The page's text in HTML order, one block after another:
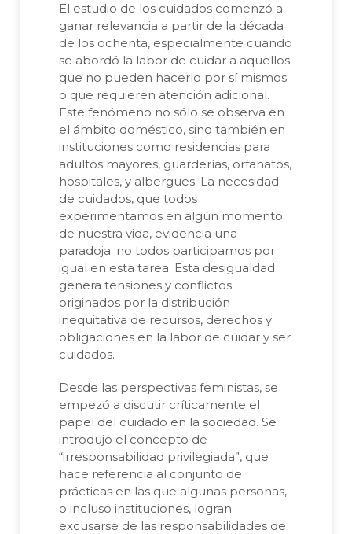
El estudio de los cuidados comenzó a
ganar relevancia a partir de la década
de los ochenta, especialmente cuando
se abordó la labor de cuidar a aquellos
que no pueden hacerlo por sí mismos
o que requieren atención adicional.
Este fenómeno no sólo se observa en
el ámbito doméstico, sino también en
instituciones como residencias para
adultos mayores, guarderías, orfanatos,
hospitales, y albergues. La necesidad
de cuidados, que todos
experimentamos en algún momento
de nuestra vida, evidencia una
paradoja: no todos participamos por
igual en esta tarea. Esta desigualdad
genera tensiones y conflictos
originados por la distribución
inequitativa de recursos, derechos y
obligaciones en la labor de cuidar y ser
cuidados.
Desde las perspectivas feministas, se
empezó a discutir críticamente el
papel del cuidado en la sociedad. Se
introdujo el concepto de
“irresponsabilidad privilegiada”, que
hace referencia al conjunto de
prácticas en las que algunas personas,
o incluso instituciones, logran
excusarse de las responsabilidades de